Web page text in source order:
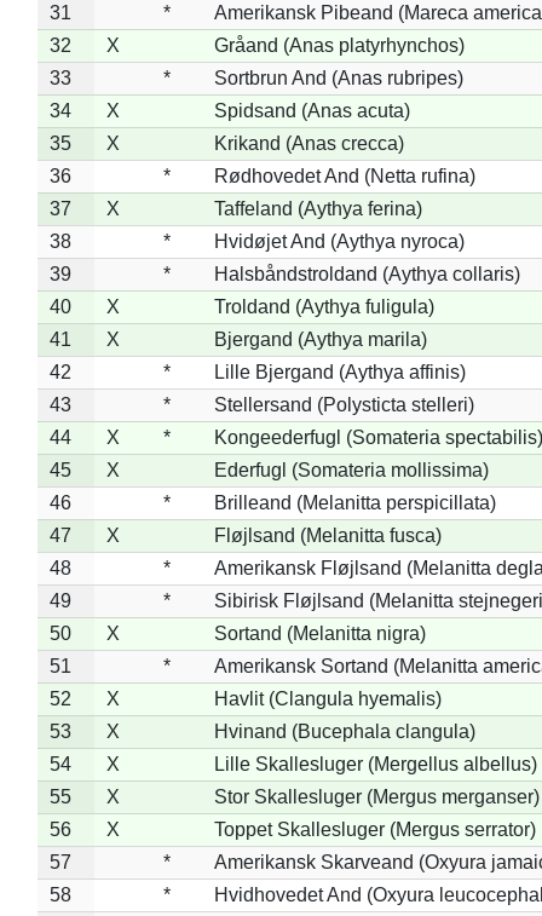
31
*
Amerikansk Pibeand (Mareca
32
X
Gråand (Anas platyrhynchos)
33
*
Sortbrun And (Anas rubripes)
34
X
Spidsand (Anas acuta)
35
X
Krikand (Anas crecca)
36
*
Rødhovedet And (Netta rufina)
37
X
Taffeland (Aythya ferina)
38
*
Hvidøjet And (Aythya nyroca)
39
*
Halsbåndstroldand (Aythya collaris)
40
X
Troldand (Aythya fuligula)
41
X
Bjergand (Aythya marila)
42
*
Lille Bjergand (Aythya affinis)
43
*
Stellersand (Polysticta stelleri)
44
X *
Kongeederfugl (Somateria spectabilis)
45
X
Ederfugl (Somateria mollissima)
46
*
Brilleand (Melanitta perspicillata)
47
X
Fløjlsand (Melanitta fusca)
48
*
Amerikansk Fløjlsand (Melanitta
49
*
Sibirisk Fløjlsand (Melanitta
50
X
Sortand (Melanitta nigra)
51
*
Amerikansk Sortand (Melanitta
52
X
Havlit (Clangula hyemalis)
53
X
Hvinand (Bucephala clangula)
54
X
Lille Skallesluger (Mergellus albellus)
55
X
Stor Skallesluger (Mergus merganser)
56
X
Toppet Skallesluger (Mergus serrator)
57
*
Amerikansk Skarveand (Oxyura
58
*
Hvidhovedet And (Oxyura